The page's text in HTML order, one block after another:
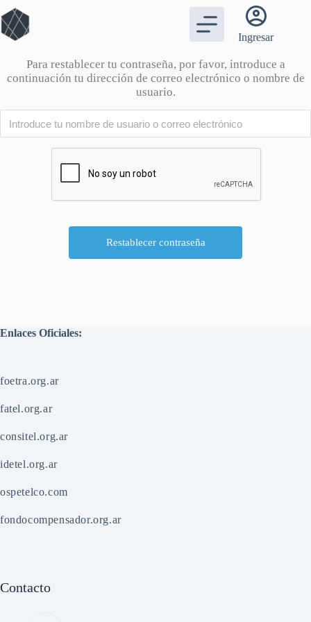
Ingresar
Para restablecer tu contraseña, por favor, introduce a
continuación tu dirección de correo electrónico o nombre de
usuario.
Enlaces Oficiales:
foetra.org.ar
fatel.org.ar
consitel.org.ar
idetel.org.ar
ospetelco.com
fondocompensador.org.ar
Contacto